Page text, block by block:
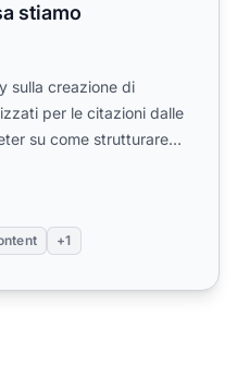
stiamo
sulla creazione di
per le citazioni dalle
su come strutturare
+1